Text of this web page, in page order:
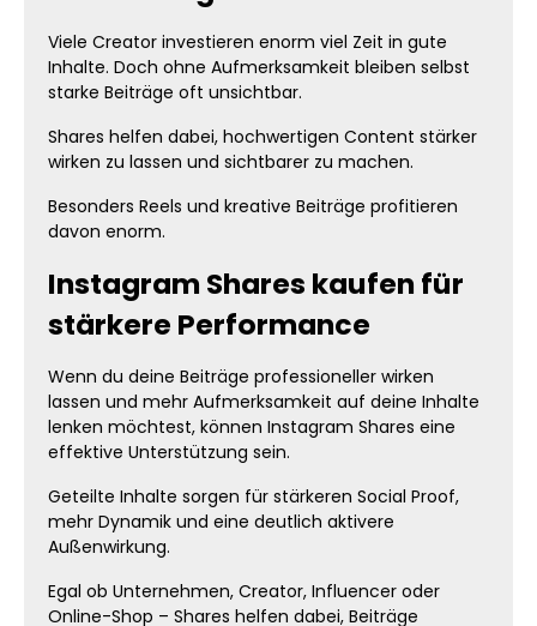
Viele Creator investieren enorm viel Zeit in gute
Inhalte. Doch ohne Aufmerksamkeit bleiben selbst
starke Beiträge oft unsichtbar.
Shares helfen dabei, hochwertigen Content stärker
wirken zu lassen und sichtbarer zu machen.
Besonders Reels und kreative Beiträge profitieren
davon enorm.
Instagram Shares kaufen für
stärkere Performance
Wenn du deine Beiträge professioneller wirken
lassen und mehr Aufmerksamkeit auf deine Inhalte
lenken möchtest, können Instagram Shares eine
effektive Unterstützung sein.
Geteilte Inhalte sorgen für stärkeren Social Proof,
mehr Dynamik und eine deutlich aktivere
Außenwirkung.
Egal ob Unternehmen, Creator, Influencer oder
Online-Shop – Shares helfen dabei, Beiträge